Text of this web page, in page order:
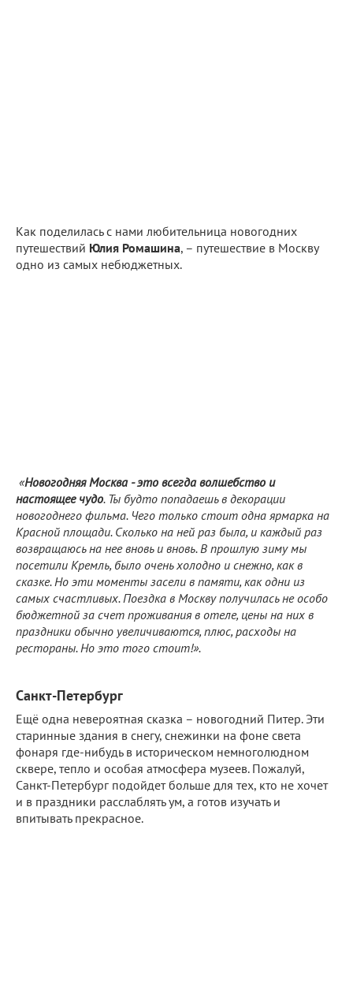
Как поделилась с нами любительница новогодних
путешествий Юлия Ромашина, – путешествие в Москву
одно из самых небюджетных.
«Новогодняя Москва - это всегда волшебство и
настоящее чудо. Ты будто попадаешь в декорации
новогоднего фильма. Чего только стоит одна ярмарка на
Красной площади. Сколько на ней раз была, и каждый раз
возвращаюсь на нее вновь и вновь. В прошлую зиму мы
посетили Кремль, было очень холодно и снежно, как в
сказке. Но эти моменты засели в памяти, как одни из
самых счастливых. Поездка в Москву получилась не особо
бюджетной за счет проживания в отеле, цены на них в
праздники обычно увеличиваются, плюс, расходы на
рестораны. Но это того стоит!».
Санкт-Петербург
Ещё одна невероятная сказка – новогодний Питер. Эти
старинные здания в снегу, снежинки на фоне света
фонаря где-нибудь в историческом немноголюдном
сквере, тепло и особая атмосфера музеев. Пожалуй,
Санкт-Петербург подойдет больше для тех, кто не хочет
и в праздники расслаблять ум, а готов изучать и
впитывать прекрасное.